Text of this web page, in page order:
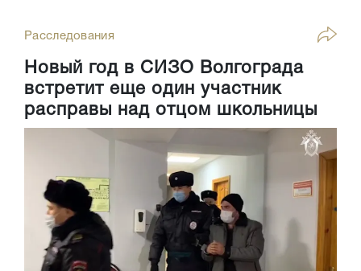
Расследования
Новый год в СИЗО Волгограда
встретит еще один участник
расправы над отцом школьницы